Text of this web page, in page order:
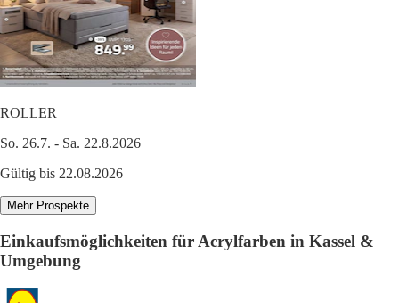
ROLLER
So. 26.7. - Sa. 22.8.2026
Gültig bis 22.08.2026
Mehr Prospekte
Einkaufsmöglichkeiten für Acrylfarben in Kassel &
Umgebung